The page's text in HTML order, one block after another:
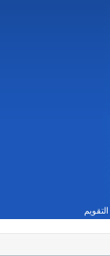
التقويم